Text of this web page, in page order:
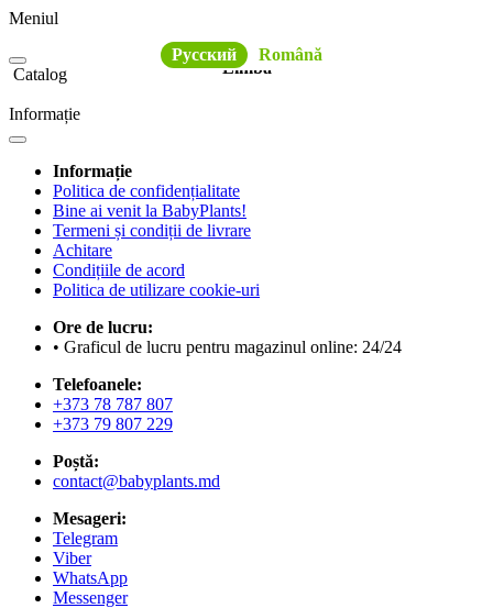
Meniul
Limba
Русский
Română
Catalog
Informație
Informație
Politica de confidențialitate
Bine ai venit la BabyPlants!
Termeni și condiții de livrare
Achitare
Condițiile de acord
Politica de utilizare cookie-uri
Ore de lucru:
• Graficul de lucru pentru magazinul online: 24/24
Telefoanele:
+373 78 787 807
+373 79 807 229
Poștă:
contact@babyplants.md
Mesageri:
Telegram
Viber
WhatsApp
Messenger